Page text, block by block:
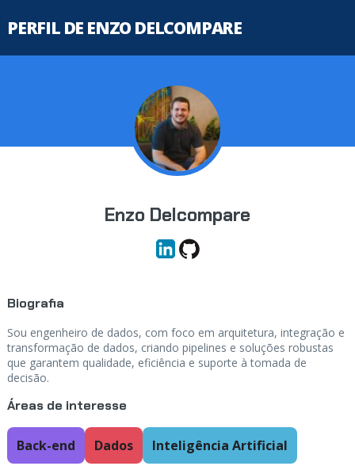
PERFIL DE ENZO DELCOMPARE
Enzo Delcompare
Biografia
Sou engenheiro de dados, com foco em arquitetura, integração e
transformação de dados, criando pipelines e soluções robustas
que garantem qualidade, eficiência e suporte à tomada de
decisão.
Áreas de interesse
Back-end Dados Inteligência Artificial